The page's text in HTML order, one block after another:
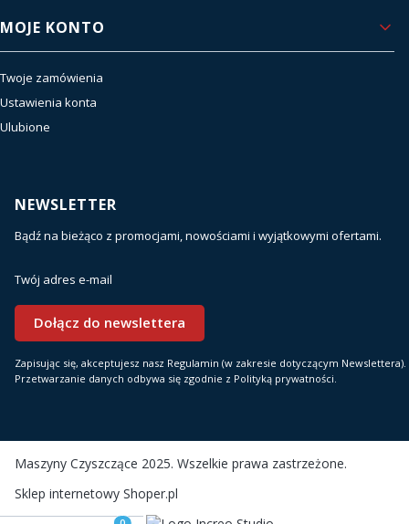
MOJE KONTO
Twoje zamówienia
Ustawienia konta
Ulubione
NEWSLETTER
Bądź na bieżąco z promocjami, nowościami i wyjątkowymi ofertami.
Twój adres e-mail
Dołącz do newslettera
Zapisując się, akceptujesz nasz Regulamin (w zakresie dotyczącym Newslettera).
Przetwarzanie danych odbywa się zgodnie z Polityką prywatności.
Maszyny Czyszczące 2025. Wszelkie prawa zastrzeżone.
Sklep internetowy Shoper.pl